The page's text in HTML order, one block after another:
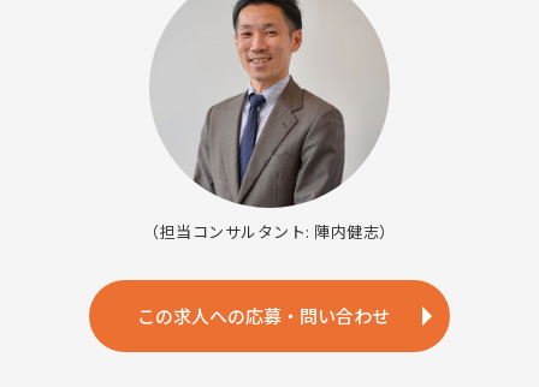
（担当コンサルタント: 陣内健志）
この求人への応募・問い合わせ